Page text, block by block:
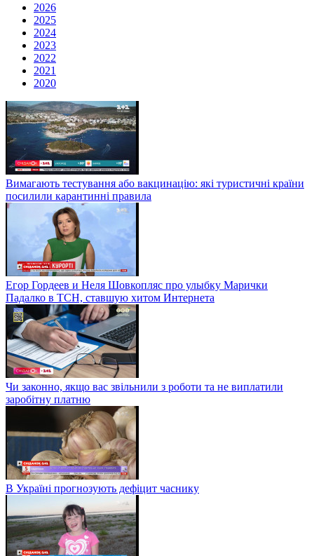
2026
2025
2024
2023
2022
2021
2020
Вимагають тестування або вакцинацію: які туристичні країни
посилили карантинні правила
Егор Гордеев и Неля Шовкопляс про улыбку Марички
Падалко в ТСН, ставшую хитом Интернета
Чи законно, якщо вас звільнили з роботи та не виплатили
заробітну платню
В Україні прогнозують дефіцит часнику